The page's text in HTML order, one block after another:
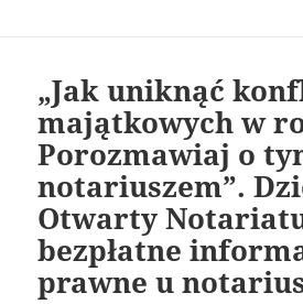
„Jak uniknąć
majątkowych w
Porozmawiaj o
notariuszem”.
Otwarty
bezpłatne
prawne u